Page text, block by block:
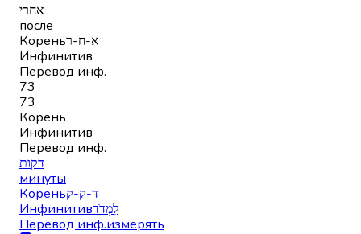
אחרי
после
Кореньא-ח-ר
Инфинитив
Перевод инф.
73
73
Корень
Инфинитив
Перевод инф.
דקות
минуты
Кореньד-ק-ק
Инфинитивלִמְדֹד
Перевод инф.измерять